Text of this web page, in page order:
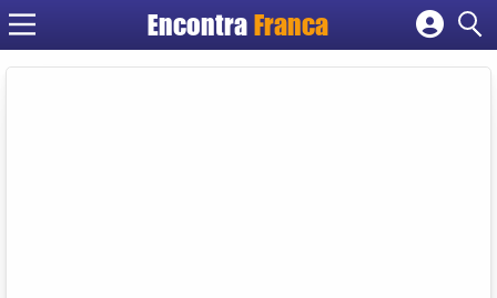
Encontra Franca
Cadastrar empresa